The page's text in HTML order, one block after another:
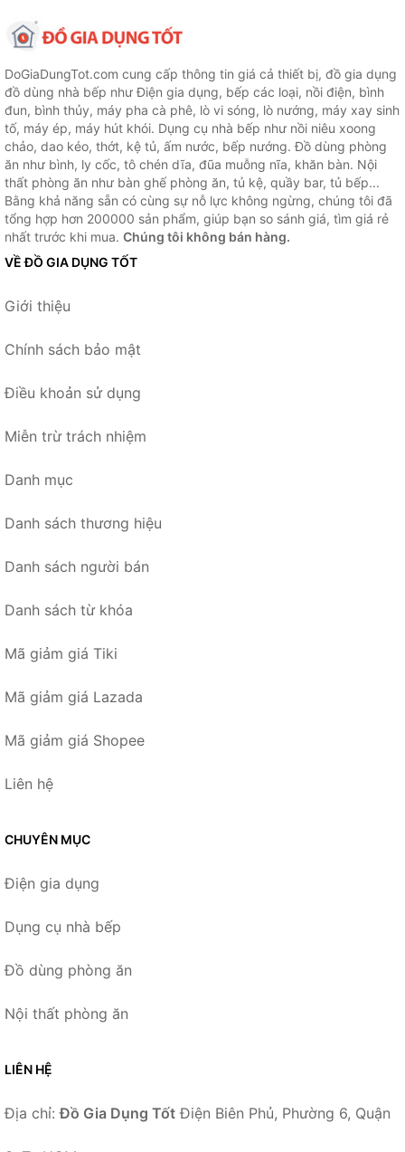
DoGiaDungTot.com cung cấp thông tin giá cả thiết bị, đồ gia dụng
đồ dùng nhà bếp như Điện gia dụng, bếp các loại, nồi điện, bình
đun, bình thủy, máy pha cà phê, lò vi sóng, lò nướng, máy xay sinh
tố, máy ép, máy hút khói. Dụng cụ nhà bếp như nồi niêu xoong
chảo, dao kéo, thớt, kệ tủ, ấm nước, bếp nướng. Đồ dùng phòng
ăn như bình, ly cốc, tô chén dĩa, đũa muỗng nĩa, khăn bàn. Nội
thất phòng ăn như bàn ghế phòng ăn, tủ kệ, quầy bar, tủ bếp...
Bằng khả năng sẵn có cùng sự nỗ lực không ngừng, chúng tôi đã
tổng hợp hơn 200000 sản phẩm, giúp bạn so sánh giá, tìm giá rẻ
nhất trước khi mua. Chúng tôi không bán hàng.
VỀ ĐỒ GIA DỤNG TỐT
Giới thiệu
Chính sách bảo mật
Điều khoản sử dụng
Miễn trừ trách nhiệm
Danh mục
Danh sách thương hiệu
Danh sách người bán
Danh sách từ khóa
Mã giảm giá Tiki
Mã giảm giá Lazada
Mã giảm giá Shopee
Liên hệ
CHUYÊN MỤC
Điện gia dụng
Dụng cụ nhà bếp
Đồ dùng phòng ăn
Nội thất phòng ăn
LIÊN HỆ
Địa chỉ:Đồ Gia Dụng Tốt Điện Biên Phủ, Phường 6, Quận